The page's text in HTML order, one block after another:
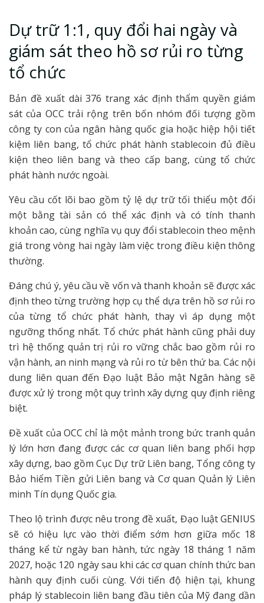
Dự trữ 1:1, quy đổi hai ngày và
giám sát theo hồ sơ rủi ro từng
tổ chức
Bản đề xuất dài 376 trang xác định thẩm quyền giám
sát của OCC trải rộng trên bốn nhóm đối tượng gồm
công ty con của ngân hàng quốc gia hoặc hiệp hội tiết
kiệm liên bang, tổ chức phát hành stablecoin đủ điều
kiện theo liên bang và theo cấp bang, cùng tổ chức
phát hành nước ngoài.
Yêu cầu cốt lõi bao gồm tỷ lệ dự trữ tối thiểu một đổi
một bằng tài sản có thể xác định và có tính thanh
khoản cao, cùng nghĩa vụ quy đổi stablecoin theo mệnh
giá trong vòng hai ngày làm việc trong điều kiện thông
thường.
Đáng chú ý, yêu cầu về vốn và thanh khoản sẽ được xác
định theo từng trường hợp cụ thể dựa trên hồ sơ rủi ro
của từng tổ chức phát hành, thay vì áp dụng một
ngưỡng thống nhất. Tổ chức phát hành cũng phải duy
trì hệ thống quản trị rủi ro vững chắc bao gồm rủi ro
vận hành, an ninh mạng và rủi ro từ bên thứ ba. Các nội
dung liên quan đến Đạo luật Bảo mật Ngân hàng sẽ
được xử lý trong một quy trình xây dựng quy định riêng
biệt.
Đề xuất của OCC chỉ là một mảnh trong bức tranh quản
lý lớn hơn đang được các cơ quan liên bang phối hợp
xây dựng, bao gồm Cục Dự trữ Liên bang, Tổng công ty
Bảo hiểm Tiền gửi Liên bang và Cơ quan Quản lý Liên
minh Tín dụng Quốc gia.
Theo lộ trình được nêu trong đề xuất, Đạo luật GENIUS
sẽ có hiệu lực vào thời điểm sớm hơn giữa mốc 18
tháng kể từ ngày ban hành, tức ngày 18 tháng 1 năm
2027, hoặc 120 ngày sau khi các cơ quan chính thức ban
hành quy định cuối cùng. Với tiến độ hiện tại, khung
pháp lý stablecoin liên bang đầu tiên của Mỹ đang dần